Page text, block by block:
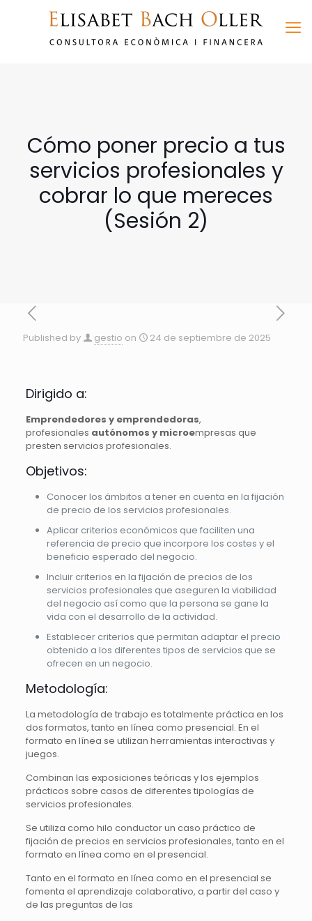
Cómo poner precio a tus
servicios profesionales y
cobrar lo que mereces
(Sesión 2)
Published by gestio on 24 de septiembre de 2025
Dirigido a:
Emprendedores y emprendedoras,
profesionales autónomos y microempresas que
presten servicios profesionales.
Objetivos:
Conocer los ámbitos a tener en cuenta en la fijación
de precio de los servicios profesionales.
Aplicar criterios económicos que faciliten una
referencia de precio que incorpore los costes y el
beneficio esperado del negocio.
Incluir criterios en la fijación de precios de los
servicios profesionales que aseguren la viabilidad
del negocio así como que la persona se gane la
vida con el desarrollo de la actividad.
Establecer criterios que permitan adaptar el precio
obtenido a los diferentes tipos de servicios que se
ofrecen en un negocio.
Metodología:
La metodología de trabajo es totalmente práctica en los
dos formatos, tanto en línea como presencial. En el
formato en línea se utilizan herramientas interactivas y
juegos.
Combinan las exposiciones teóricas y los ejemplos
prácticos sobre casos de diferentes tipologías de
servicios profesionales.
Se utiliza como hilo conductor un caso práctico de
fijación de precios en servicios profesionales, tanto en el
formato en línea como en el presencial.
Tanto en el formato en línea como en el presencial se
fomenta el aprendizaje colaborativo, a partir del caso y
de las preguntas de las